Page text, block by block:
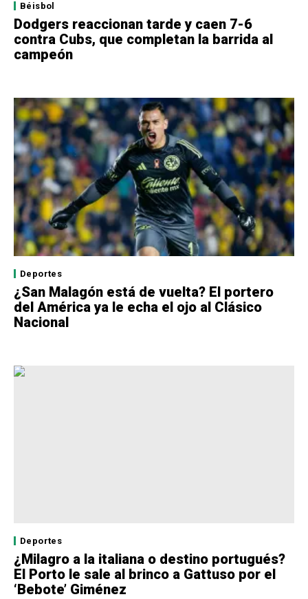
Béisbol
Dodgers reaccionan tarde y caen 7-6
contra Cubs, que completan la barrida al
campeón
Deportes
¿San Malagón está de vuelta? El portero
del América ya le echa el ojo al Clásico
Nacional
Deportes
¿Milagro a la italiana o destino portugués?
El Porto le sale al brinco a Gattuso por el
‘Bebote’ Giménez